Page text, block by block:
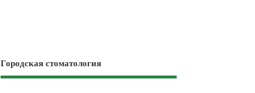
Городская стоматология